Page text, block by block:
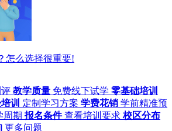
怎么选择很重要!
教学质量 免费线下试学 零基础培训
训 定制学习方案 学费花销 学前精准预
周期 报名条件 查看培训要求 校区分布
更多问题